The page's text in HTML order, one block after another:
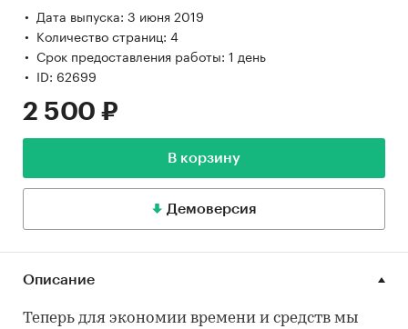
Дата выпуска: 3 июня 2019
Количество страниц: 4
Срок предоставления работы: 1 день
ID: 62699
2 500 ₽
В корзину
Демоверсия
Описание
Теперь для экономии времени и средств мы